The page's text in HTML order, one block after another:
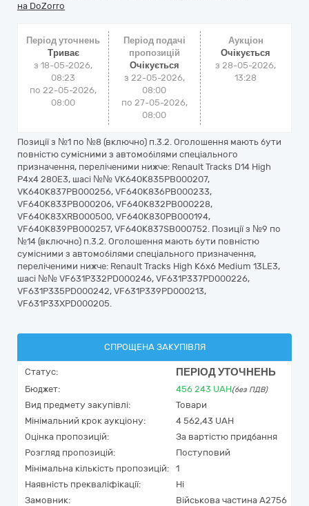
на DoZorro
Період уточнень
Триває
з 18-05-2026,
08:23
по 22-05-2026,
08:00
Період подачі
пропозицій
Очікується
з 22-05-2026,
08:00
по 27-05-2026,
08:00
Аукціон
Очікується
з28-05-2026,
13:28
Позиції з №1 по №8 (включно) п.3.2. Оголошення мають бути
повністю сумісними з автомобілями спеціального
призначення, переліченими нижче: Renault Tracks D14 High
P4x4 280E3, шасі №№ VK640K835PB000207,
VK640K837PB000256, VF640K836PB000233,
VF640K833PB000206, VF640K832PB000228,
VF640K83XRB000500, VF640K830PB000194,
VF640K839PB000257, VF640K837SB000752. Позиції з №9 по
№14 (включно) п.3.2. Оголошення мають бути повністю
сумісними з автомобілями спеціального призначення,
переліченими нижче: Renault Tracks High K6x6 Medium 13LE3,
шасі №№ VF631P332PD000246, VF631P337PD000226,
VF631P335PD000242, VF631P339PD000213,
VF631P33XPD000205.
СПРОЩЕНА ЗАКУПІВЛЯ
Статус: ПЕРІОД УТОЧНЕНЬ
Бюджет: 456 243 UAH(без ПДВ)
Вид предмету закупівлі:
Товари
Мінімальний крок аукціону:
4 562,43 UAH
Оцінка пропозицій:
За вартістю придбання
Розгляд пропозицій:
Поступовий
Мінімальна кількість пропозицій:
1
Наявність прекваліфікації:
Ні
Замовник:
Військова частина А2756